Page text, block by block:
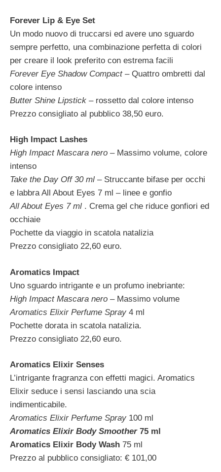
Forever Lip & Eye Set
Un modo nuovo di truccarsi ed avere uno sguardo
sempre perfetto, una combinazione perfetta di colori
per creare il look preferito con estrema facili
Forever Eye Shadow Compact – Quattro ombretti dal
colore intenso
Butter Shine Lipstick – rossetto dal colore intenso
Prezzo consigliato al pubblico 38,50 euro.
High Impact Lashes
High Impact Mascara nero – Massimo volume, colore
intenso
Take the Day Off 30 ml – Struccante bifase per occhi
e labbra All About Eyes 7 ml – linee e gonfio
All About Eyes 7 ml . Crema gel che riduce gonfiori ed
occhiaie
Pochette da viaggio in scatola natalizia
Prezzo consigliato 22,60 euro.
Aromatics Impact
Uno sguardo intrigante e un profumo inebriante:
High Impact Mascara nero – Massimo volume
Aromatics Elixir Perfume Spray 4 ml
Pochette dorata in scatola natalizia.
Prezzo consigliato 22,60 euro.
Aromatics Elixir Senses
L’intrigante fragranza con effetti magici. Aromatics
Elixir seduce i sensi lasciando una scia
indimenticabile.
Aromatics Elixir Perfume Spray 100 ml
Aromatics Elixir Body Smoother75 ml
Aromatics Elixir Body Wash 75 ml
Prezzo al pubblico consigliato: € 101,00